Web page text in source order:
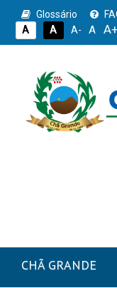
Glossário
A
A A- A A+
CHÃ GRANDE